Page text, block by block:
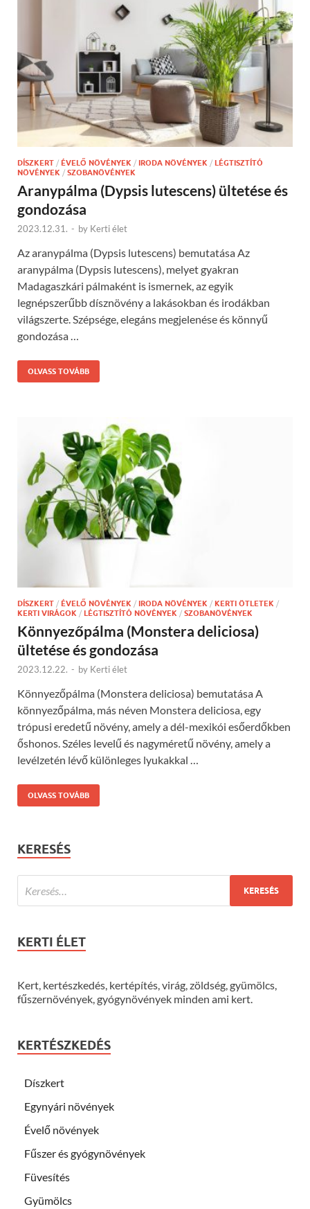
DÍSZKERT / ÉVELŐ NÖVÉNYEK / IRODA NÖVÉNYEK / LÉGTISZTÍTÓ
NÖVÉNYEK / SZOBANÖVÉNYEK
Aranypálma (Dypsis lutescens) ültetése és
gondozása
2023.12.31. - by Kerti élet
Az aranypálma (Dypsis lutescens) bemutatása Az
aranypálma (Dypsis lutescens), melyet gyakran
Madagaszkári pálmaként is ismernek, az egyik
legnépszerűbb dísznövény a lakásokban és irodákban
világszerte. Szépsége, elegáns megjelenése és könnyű
gondozása …
OLVASS TOVÁBB
DÍSZKERT / ÉVELŐ NÖVÉNYEK / IRODA NÖVÉNYEK / KERTI ÖTLETEK /
KERTI VIRÁGOK / LÉGTISZTÍTÓ NÖVÉNYEK / SZOBANÖVÉNYEK
Könnyezőpálma (Monstera deliciosa)
ültetése és gondozása
2023.12.22. - by Kerti élet
Könnyezőpálma (Monstera deliciosa) bemutatása A
könnyezőpálma, más néven Monstera deliciosa, egy
trópusi eredetű növény, amely a dél-mexikói esőerdőkben
őshonos. Széles levelű és nagyméretű növény, amely a
levélzetén lévő különleges lyukakkal …
OLVASS TOVÁBB
KERESÉS
KERTI ÉLET
Kert, kertészkedés, kertépítés, virág, zöldség, gyümölcs,
fűszernövények, gyógynövények minden ami kert.
KERTÉSZKEDÉS
Díszkert
Egynyári növények
Évelő növények
Fűszer és gyógynövények
Füvesítés
Gyümölcs